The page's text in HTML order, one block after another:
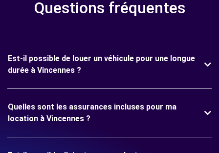
Questions fréquentes
Est-il possible de louer un véhicule pour une longue
durée à Vincennes ?
Quelles sont les assurances incluses pour ma
location à Vincennes ?